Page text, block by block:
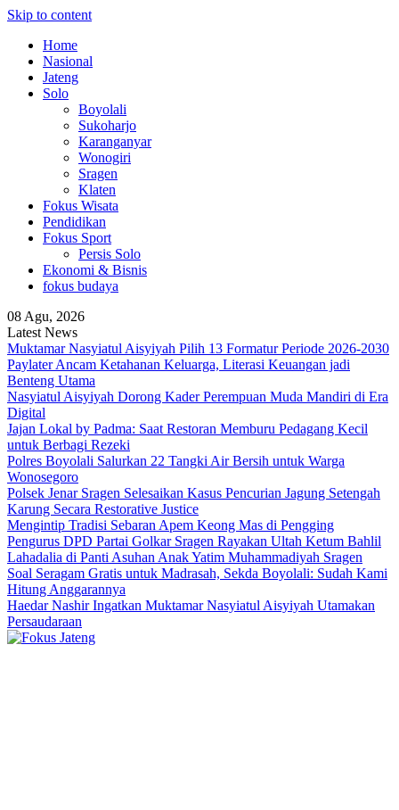
Skip to content
Home
Nasional
Jateng
Solo
Boyolali
Sukoharjo
Karanganyar
Wonogiri
Sragen
Klaten
Fokus Wisata
Pendidikan
Fokus Sport
Persis Solo
Ekonomi & Bisnis
fokus budaya
08 Agu, 2026
Latest News
Muktamar Nasyiatul Aisyiyah Pilih 13 Formatur Periode 2026-2030
Paylater Ancam Ketahanan Keluarga, Literasi Keuangan jadi
Benteng Utama
Nasyiatul Aisyiyah Dorong Kader Perempuan Muda Mandiri di Era
Digital
Jajan Lokal by Padma: Saat Restoran Memburu Pedagang Kecil
untuk Berbagi Rezeki
Polres Boyolali Salurkan 22 Tangki Air Bersih untuk Warga
Wonosegoro
Polsek Jenar Sragen Selesaikan Kasus Pencurian Jagung Setengah
Karung Secara Restorative Justice
Mengintip Tradisi Sebaran Apem Keong Mas di Pengging
Pengurus DPD Partai Golkar Sragen Rayakan Ultah Ketum Bahlil
Lahadalia di Panti Asuhan Anak Yatim Muhammadiyah Sragen
Soal Seragam Gratis untuk Madrasah, Sekda Boyolali: Sudah Kami
Hitung Anggarannya
Haedar Nashir Ingatkan Muktamar Nasyiatul Aisyiyah Utamakan
Persaudaraan